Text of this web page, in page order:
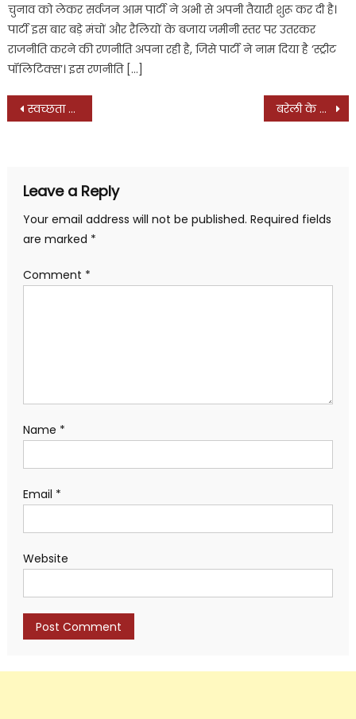
चुनाव को लेकर सर्वजन आम पार्टी ने अभी से अपनी तैयारी शुरू कर दी है।
पार्टी इस बार बड़े मंचों और रैलियों के बजाय जमीनी स्तर पर उतरकर
राजनीति करने की रणनीति अपना रही है, जिसे पार्टी ने नाम दिया है ‘स्ट्रीट
पॉलिटिक्स’। इस रणनीति […]
Post
स्वच्छता की दिशा में टनकपुर नगर पालिका चेयरमैन ने खुद थामा झाड़ू, लोगों को किया जागरूक, मीट-मांस बेचने वालों को दी चेतावनी बरेली के इतिहास में पहली बार एक मंच पर होगा ईद और होली मिलन, मोहब्बत के पैगाम के साथ डॉ. अनीस बेग लेकर आ रहे हैं विशेष प्रोग्राम, मशहूर कव्वाल सजाएंगे सुरों की महफिल, जानिये और क्या-क्या होगा खास?
Leave a Reply
Your email address will not be published. Required fields
are marked *
Comment *
Name *
Email *
Website